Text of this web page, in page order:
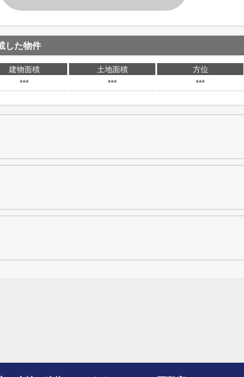
した物件
建物面積 土地面積 方位
*** *** ***